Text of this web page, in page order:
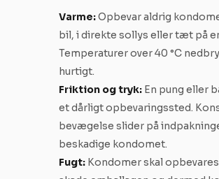
Varme:Opbevar aldrig
bil, i direkte sollys eller tæt på
Temperaturer over 40 °C
hurtigt.
Friktion og tryk:En pung eller
et dårligt opbevaringssted.
bevægelse slider på
beskadige kondomet.
Fugt:Kondomer skal